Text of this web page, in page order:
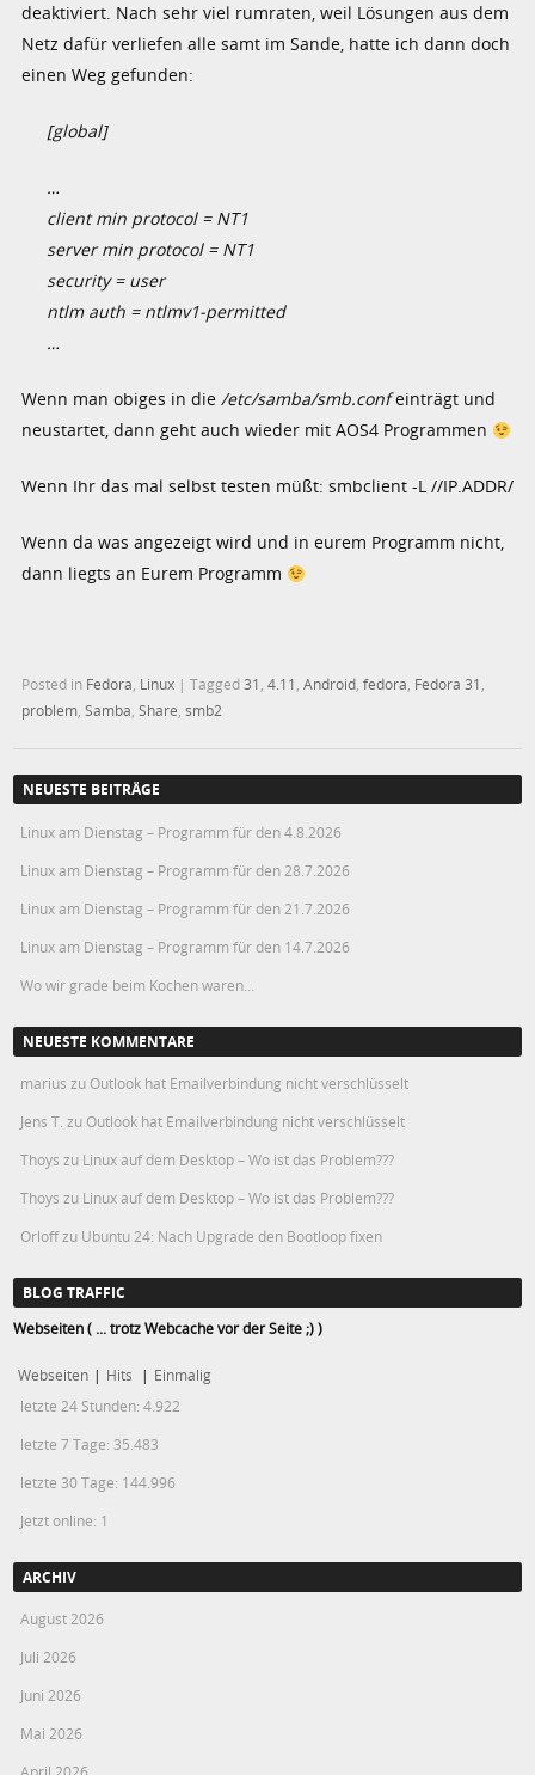
deaktiviert. Nach sehr viel rumraten, weil Lösungen aus dem
Netz dafür verliefen alle samt im Sande, hatte ich dann doch
einen Weg gefunden:
[global]
…
client min protocol = NT1
server min protocol = NT1
security = user
ntlm auth = ntlmv1-permitted
…
Wenn man obiges in die /etc/samba/smb.confeinträgt und
neustartet, dann geht auch wieder mit AOS4 Programmen
Wenn Ihr das mal selbst testen müßt: smbclient -L //IP.ADDR/
Wenn da was angezeigt wird und in eurem Programm nicht,
dann liegts an Eurem Programm
Posted in Fedora, Linux |Tagged31,4.11,Android,fedora, Fedora 31,
problem,Samba,Share,smb2
NEUESTE BEITRÄGE
Linux am Dienstag – Programm für den 4.8.2026
Linux am Dienstag – Programm für den 28.7.2026
Linux am Dienstag – Programm für den 21.7.2026
Linux am Dienstag – Programm für den 14.7.2026
Wo wir grade beim Kochen waren…
NEUESTE KOMMENTARE
marius zu Outlook hat Emailverbindung nicht verschlüsselt
Jens T. zu Outlook hat Emailverbindung nicht verschlüsselt
Thoys zu Linux auf dem Desktop – Wo ist das Problem???
Thoys zu Linux auf dem Desktop – Wo ist das Problem???
Orloffzu Ubuntu 24: Nach Upgrade den Bootloop fixen
BLOG TRAFFIC
Webseiten ( ... trotz Webcache vor der Seite ;) )
Webseiten | Hits | Einmalig
letzte 24 Stunden:4.922
letzte 7 Tage: 35.483
letzte 30 Tage: 144.996
Jetzt online: 1
ARCHIV
August 2026
Juli 2026
Juni 2026
Mai 2026